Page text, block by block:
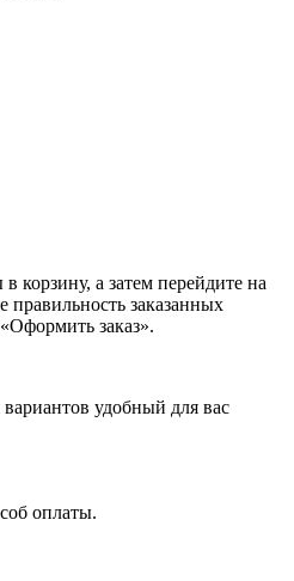
корзину, а затем перейдите на
правильность заказанных
заказ».
удобный для вас
оплаты.